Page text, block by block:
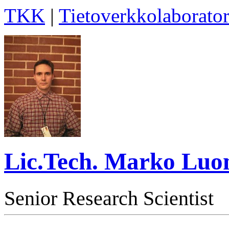
TKK |
Lic.Tech. Marko
Senior Research Scientist